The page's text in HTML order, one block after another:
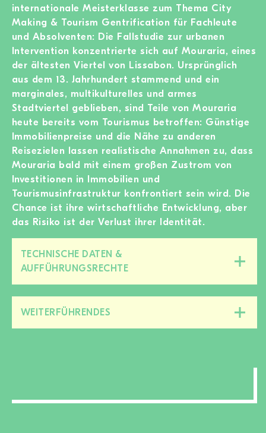
internationale Meisterklasse zum Thema City
Making & Tourism Gentrification für Fachleute
und Absolventen: Die Fallstudie zur urbanen
Intervention konzentrierte sich auf Mouraria, eines
der ältesten Viertel von Lissabon. Ursprünglich
aus dem 13. Jahrhundert stammend und ein
marginales, multikulturelles und armes
Stadtviertel geblieben, sind Teile von Mouraria
heute bereits vom Tourismus betroffen: Günstige
Immobilienpreise und die Nähe zu anderen
Reisezielen lassen realistische Annahmen zu, dass
Mouraria bald mit einem großen Zustrom von
Investitionen in Immobilien und
Tourismusinfrastruktur konfrontiert sein wird. Die
Chance ist ihre wirtschaftliche Entwicklung, aber
das Risiko ist der Verlust ihrer Identität.
TECHNISCHE DATEN &
AUFFÜHRUNGSRECHTE
WEITERFÜHRENDES
Bereich